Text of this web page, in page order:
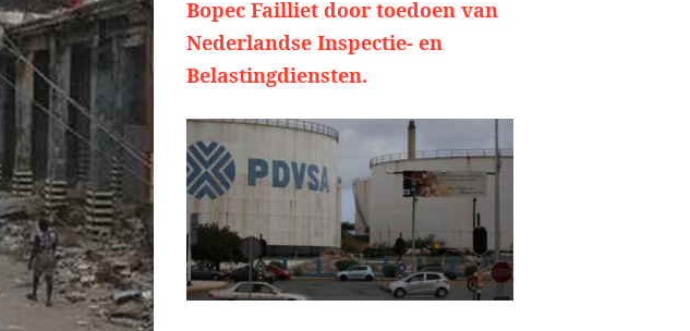
Bopec Failliet door toedoen van
Nederlandse Inspectie- en
Belastingdiensten.